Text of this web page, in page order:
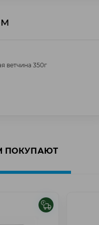
ветчина 350г
ветчина 350г
ПОКУПАЮТ